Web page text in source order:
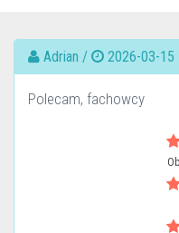
Adrian / 2026-03-15
Polecam, fachowcy